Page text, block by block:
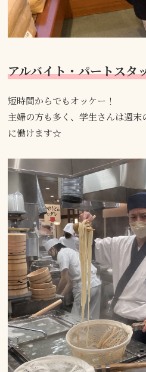
アルバイト・パートスタ
短時間からでもオッケー！
主婦の方も多く、学生さんは週
に働けます☆